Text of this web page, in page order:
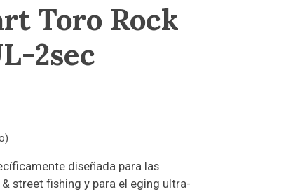
Toro Rock
2sec
diseñada para las
street fishing y para el eging ultra-